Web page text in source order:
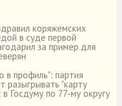
коряжемских
в суде первой
за пример для
в профиль": партия
разыгрывать "карту
Госдуму по 77-му округу